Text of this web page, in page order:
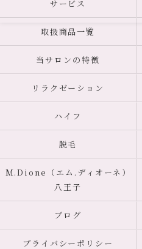
サービス
取扱商品一覧
当サロンの特徴
リラクゼーション
ハイフ
脱毛
M.Dione（エム.ディオーネ）
八王子
ブログ
プライバシーポリシー